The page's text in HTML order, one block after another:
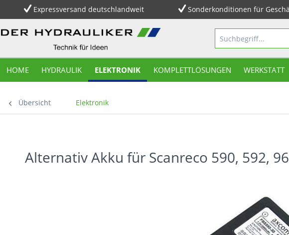
Expressversand deutschlandweit Sonderkonditionen für
HOME HYDRAULIK ELEKTRONIK KOMPLETTLÖSUNGEN WERKSTATT
Übersicht Elektronik
Alternativ Akku für Scanreco 590, 592,